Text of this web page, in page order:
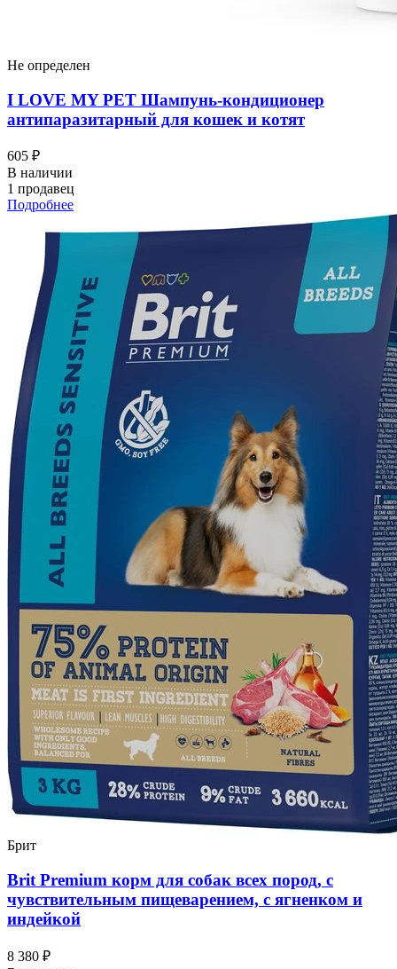
Не определен
I LOVЕ MY PET Шампунь-кондиционер
антипаразитарный для кошек и котят
605 ₽
В наличии
1 продавец
Подробнее
Брит
Brit Premium корм для собак всех пород, с
чувствительным пищеварением, с ягненком и
индейкой
8 380 ₽